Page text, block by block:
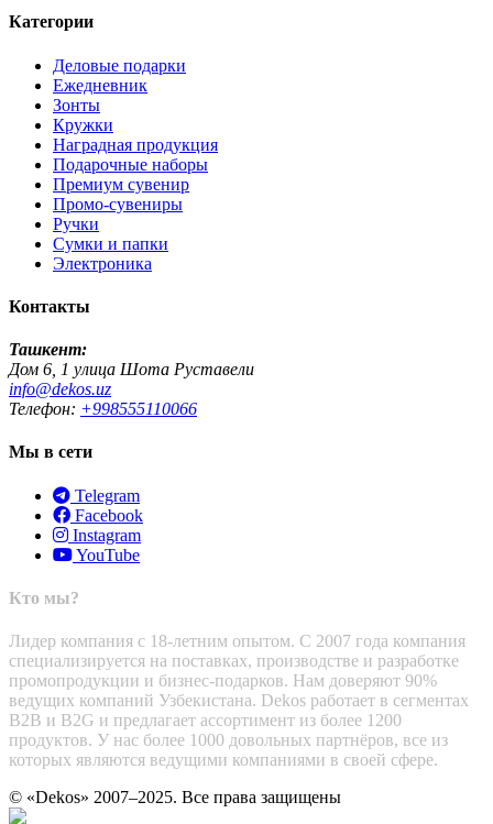
Категории
Деловые подарки
Ежедневник
Зонты
Кружки
Наградная продукция
Подарочные наборы
Премиум сувенир
Промо-сувениры
Ручки
Сумки и папки
Электроника
Контакты
Ташкент:
Дом 6, 1 улица Шота Руставели
info@dekos.uz
Телефон: +998555110066
Мы в сети
Telegram
Facebook
Instagram
YouTube
Кто мы?
Лидер компания с 18-летним опытом. С 2007 года компания
специализируется на поставках, производстве и разработке
промопродукции и бизнес-подарков. Нам доверяют 90%
ведущих компаний Узбекистана. Dekos работает в сегментах
B2B и B2G и предлагает ассортимент из более 1200
продуктов. У нас более 1000 довольных партнёров, все из
которых являются ведущими компаниями в своей сфере.
© «Dekos» 2007–2025. Все права защищены